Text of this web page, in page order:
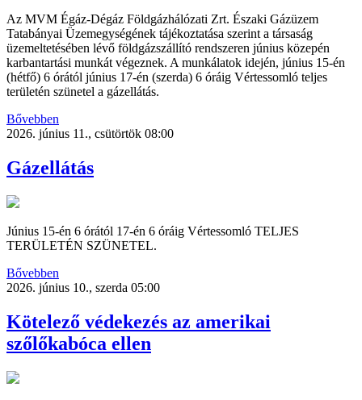
Az MVM Égáz-Dégáz Földgázhálózati Zrt. Északi Gázüzem
Tatabányai Üzemegységének tájékoztatása szerint a társaság
üzemeltetésében lévő földgázszállító rendszeren június közepén
karbantartási munkát végeznek. A munkálatok idején, június 15-én
(hétfő) 6 órától június 17-én (szerda) 6 óráig Vértessomló teljes
területén szünetel a gázellátás.
Bővebben
2026. június 11., csütörtök 08:00
Gázellátás
Június 15-én 6 órától 17-én 6 óráig Vértessomló TELJES
TERÜLETÉN SZÜNETEL.
Bővebben
2026. június 10., szerda 05:00
Kötelező védekezés az amerikai
szőlőkabóca ellen